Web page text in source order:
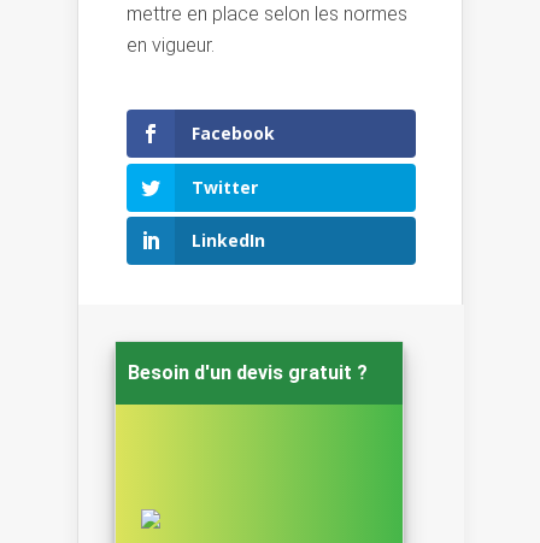
mettre en place selon les normes
en vigueur.
Facebook
Twitter
LinkedIn
Besoin d'un devis gratuit ?